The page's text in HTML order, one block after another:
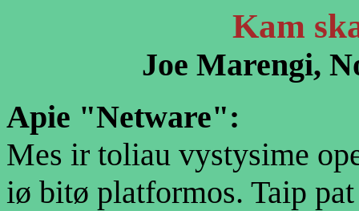
Kam
Joe Marengi,
Apie "Netware":
Mes ir toliau vystysime
iø bitø platformos. Taip